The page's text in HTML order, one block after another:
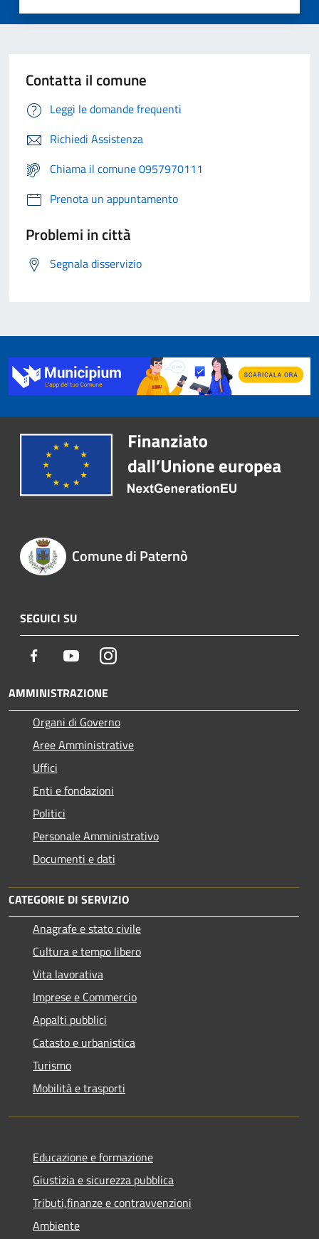
Contatta il comune
Leggi le domande frequenti
Richiedi Assistenza
Chiama il comune 0957970111
Prenota un appuntamento
Problemi in città
Segnala disservizio
Comune di Paternò
SEGUICI SU
Facebook YoutubeInstagram
AMMINISTRAZIONE
Organi di Governo
Aree Amministrative
Uffici
Enti e fondazioni
Politici
Personale Amministrativo
Documenti e dati
CATEGORIE DI SERVIZIO
Anagrafe e stato civile
Cultura e tempo libero
Vita lavorativa
Imprese e Commercio
Appalti pubblici
Catasto e urbanistica
Turismo
Mobilità e trasporti
Educazione e formazione
Giustizia e sicurezza pubblica
Tributi,finanze e contravvenzioni
Ambiente